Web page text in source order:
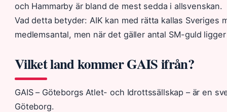
och Hammarby är bland de mest sedda i allsvenskan.
Vad detta betyder: AIK kan med rätta kallas Sveriges
medlemsantal, men när det gäller antal SM-guld
Vilket land kommer GAIS ifrån?
GAIS – Göteborgs Atlet- och Idrottssällskap – är en
Göteborg.